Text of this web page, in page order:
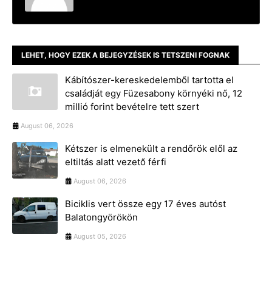
LEHET, HOGY EZEK A BEJEGYZÉSEK IS TETSZENI FOGNAK
Kábítószer-kereskedelemből tartotta el
családját egy Füzesabony környéki nő, 12
millió forint bevételre tett szert
August 06, 2026
Kétszer is elmenekült a rendőrök elől az
eltiltás alatt vezető férfi
August 06, 2026
Biciklis vert össze egy 17 éves autóst
Balatongyörökön
August 05, 2026